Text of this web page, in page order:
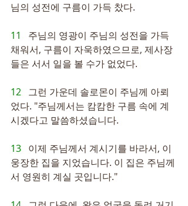
님의 성전에 구름이 가득 찼다.
11 주님의 영광이 주님의 성전을 가득
채워서, 구름이 자욱하였으므로, 제사장
들은 서서 일을 볼 수가 없었다.
12 그런 가운데 솔로몬이 주님께 아뢰
었다. "주님께서는 캄캄한 구름 속에 계
시겠다고 말씀하셨습니다.
13 이제 주님께서 계시기를 바라서, 이
웅장한 집을 지었습니다. 이 집은 주님께
서 영원히 계실 곳입니다."